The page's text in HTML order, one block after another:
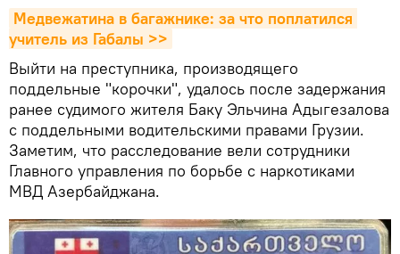
Медвежатина в багажнике: за что поплатился
учитель из Габалы >>
Выйти на преступника, производящего
поддельные "корочки", удалось после задержания
ранее судимого жителя Баку Эльчина Адыгезалова
с поддельными водительскими правами Грузии.
Заметим, что расследование вели сотрудники
Главного управления по борьбе с наркотиками
МВД Азербайджана.